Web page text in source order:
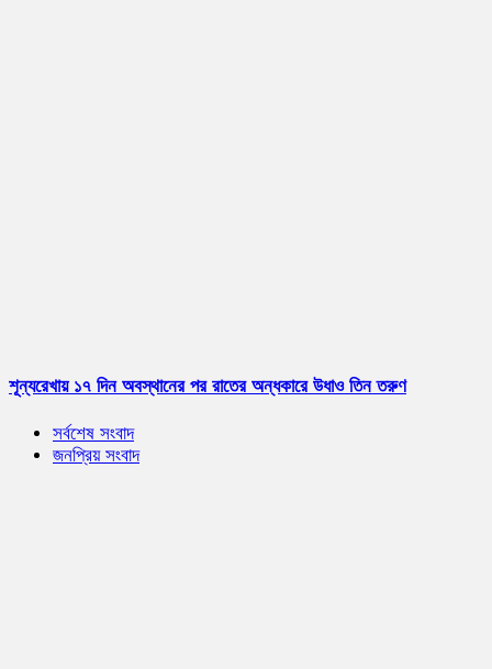
শূন্যরেখায় ১৭ দিন অবস্থানের পর রাতের অন্ধকারে উধাও তিন তরুণ
সর্বশেষ সংবাদ
জনপ্রিয় সংবাদ